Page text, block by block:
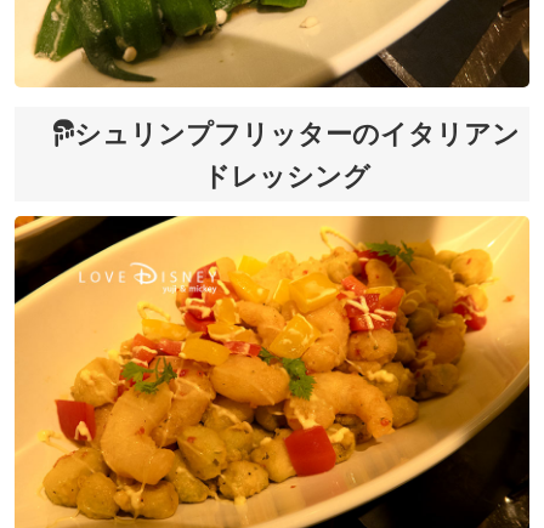
シュリンプフリッターのイタリアン
ドレッシング